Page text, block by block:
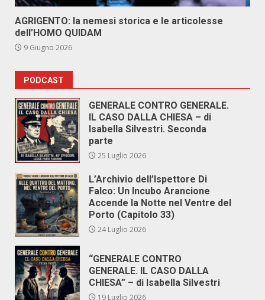
AGRIGENTO: la nemesi storica e le articolesse
dell’HOMO QUIDAM
9 Giugno 2026
PODCAST
GENERALE CONTRO GENERALE.
IL CASO DALLA CHIESA – di
Isabella Silvestri. Seconda
parte
25 Luglio 2026
L’Archivio dell’Ispettore Di
Falco: Un Incubo Arancione
Accende la Notte nel Ventre del
Porto (Capitolo 33)
24 Luglio 2026
“GENERALE CONTRO
GENERALE. IL CASO DALLA
CHIESA” – di Isabella Silvestri
19 Luglio 2026